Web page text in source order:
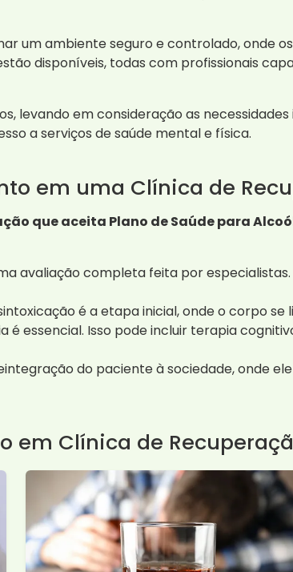
um ambiente seguro e controlado, onde
disponíveis, todas com profissionais
levando em consideração as
a serviços de saúde mental e física.
em uma Clínica de
que aceita Plano de Saúde para
avaliação completa feita por
é a etapa inicial, onde o corpo se
é essencial. Isso pode incluir terapia
do paciente à sociedade, onde
em Clínica de